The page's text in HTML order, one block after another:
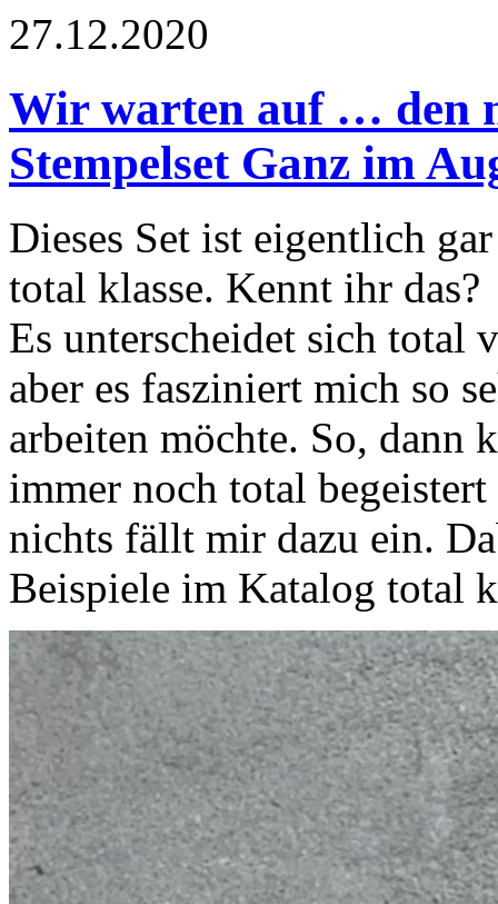
27.12.2020
Wir warten auf … den
Stempelset Ganz im
Dieses Set ist eigentlich
total klasse. Kennt ihr das?
Es unterscheidet sich total
aber es fasziniert mich so
arbeiten möchte. So, dann
immer noch total
nichts fällt mir dazu ein.
Beispiele im Katalog total